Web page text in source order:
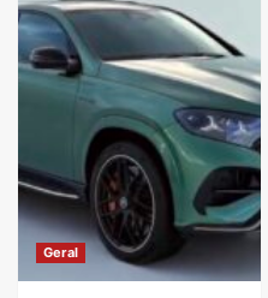
de
“Jovens
Sonhadores”
recebem
certificados
após
curso
de
preparação
para
nova
série
Geral